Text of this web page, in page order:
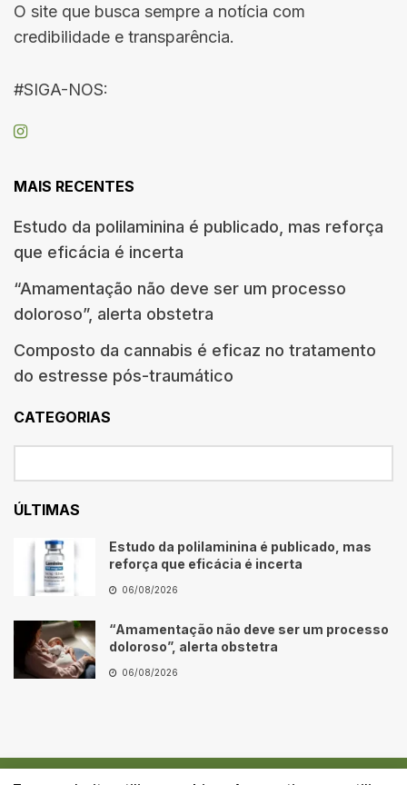
O site que busca sempre a notícia com
credibilidade e transparência.
#SIGA-NOS:
MAIS RECENTES
Estudo da polilaminina é publicado, mas reforça
que eficácia é incerta
“Amamentação não deve ser um processo
doloroso”, alerta obstetra
Composto da cannabis é eficaz no tratamento
do estresse pós-traumático
CATEGORIAS
ÚLTIMAS
Estudo da polilaminina é publicado, mas
reforça que eficácia é incerta
06/08/2026
“Amamentação não deve ser um processo
doloroso”, alerta obstetra
06/08/2026